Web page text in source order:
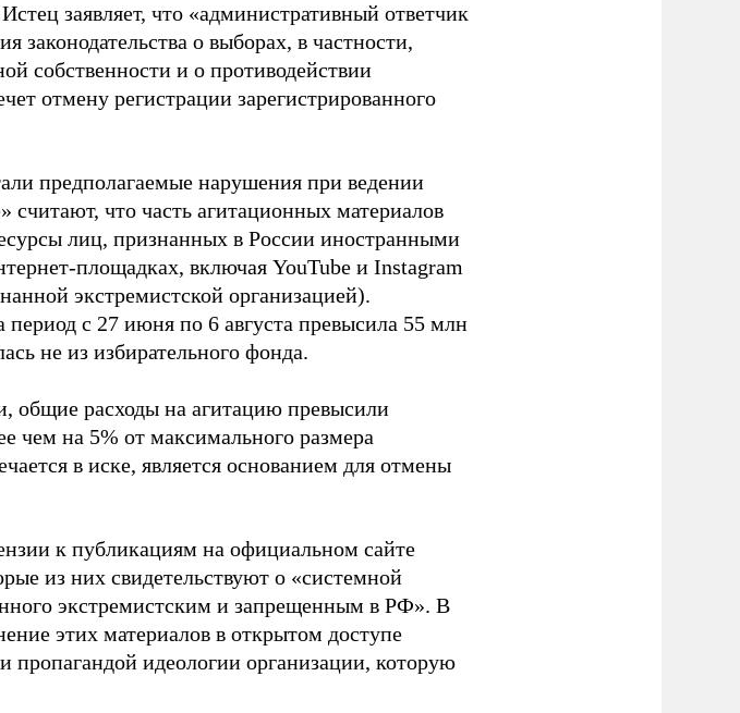
заявляет, что «административный ответчик
законодательства о выборах, в частности,
собственности и о противодействии
отмену регистрации зарегистрированного
предполагаемые нарушения при ведении
что часть агитационных материалов
лиц, признанных в России иностранными
площадках, включая YouTube и Instagram
экстремистской организацией).
период с 27 июня по 6 августа превысила 55 млн
не из избирательного фонда.
общие расходы на агитацию превысили
чем на 5% от максимального размера
в иске, является основанием для отмены
к публикациям на официальном сайте
из них свидетельствуют о «системной
экстремистским и запрещенным в РФ». В
этих материалов в открытом доступе
пропагандой идеологии организации, которую